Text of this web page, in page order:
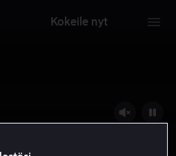
Kokeile nyt